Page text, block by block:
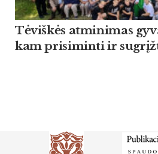
Tėviškės atminimas
kam prisiminti ir